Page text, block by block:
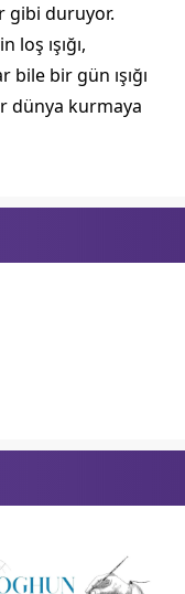
gibi duruyor.
loş ışığı,
bile bir gün ışığı
dünya kurmaya